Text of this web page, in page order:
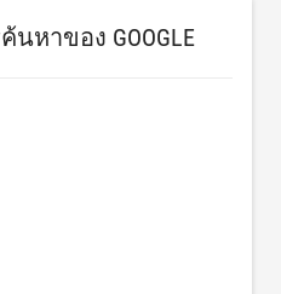
นหาของ GOOGLE